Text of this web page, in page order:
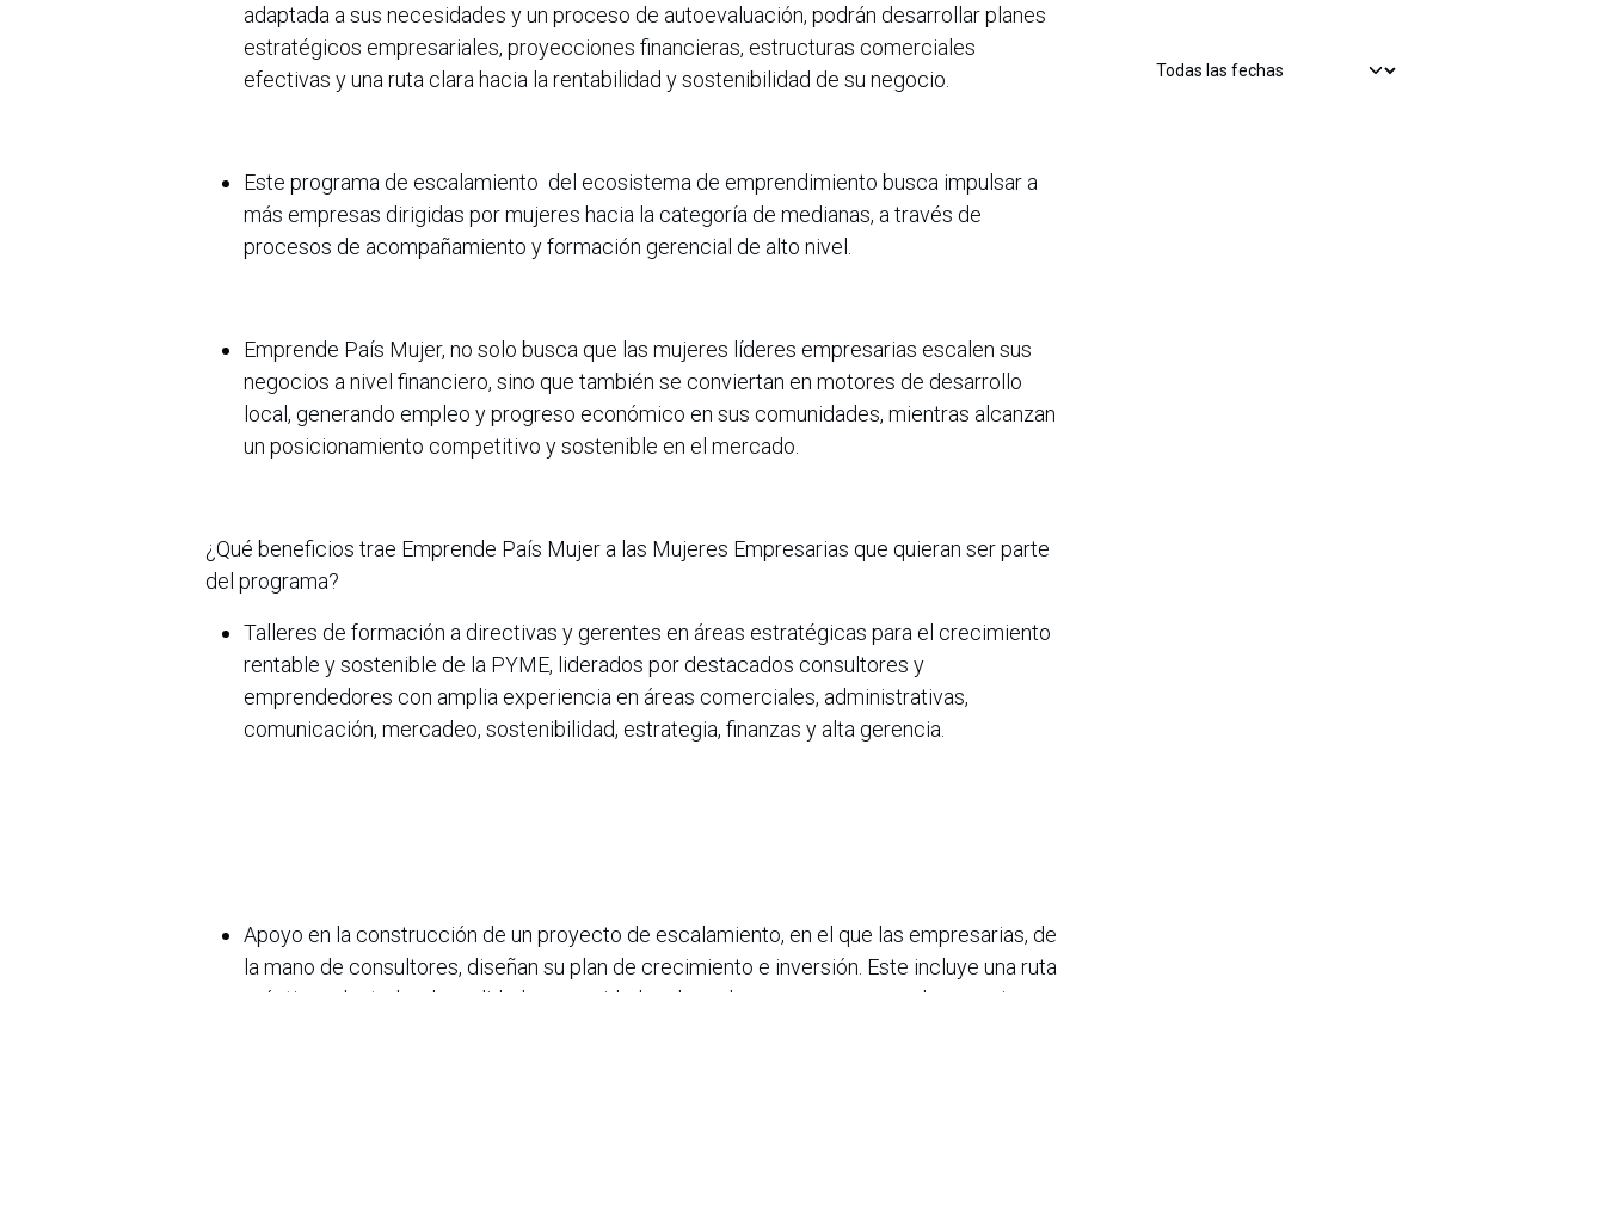
adaptada a sus necesidades y un proceso de autoevaluación, podrán desarrollar planes
estratégicos empresariales, proyecciones financieras, estructuras comerciales
efectivas y una ruta clara hacia la rentabilidad y sostenibilidad de su negocio.
Este programa de escalamiento del ecosistema de emprendimiento busca impulsar a
más empresas dirigidas por mujeres hacia la categoría de medianas, a través de
procesos de acompañamiento y formación gerencial de alto nivel.
Emprende País Mujer, no solo busca que las mujeres líderes empresarias escalen sus
negocios a nivel financiero, sino que también se conviertan en motores de desarrollo
local, generando empleo y progreso económico en sus comunidades, mientras alcanzan
un posicionamiento competitivo y sostenible en el mercado.
¿Qué beneficios trae Emprende País Mujer a las Mujeres Empresarias que quieran ser parte
del programa?
Talleres de formación a directivas y gerentes en áreas estratégicas para el crecimiento
rentable y sostenible de la PYME, liderados por destacados consultores y
emprendedores con amplia experiencia en áreas comerciales, administrativas,
comunicación, mercadeo, sostenibilidad, estrategia, finanzas y alta gerencia.
Apoyo en la construcción de un proyecto de escalamiento, en el que las empresarias, de
la mano de consultores, diseñan su plan de crecimiento e inversión. Este incluye una ruta
práctica adaptada a la realidad y necesidades de cada empresa, generando conexiones